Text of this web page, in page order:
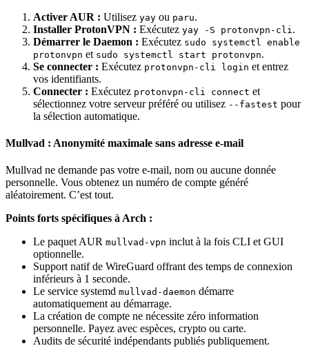
Activer AUR : Utilisez yay ou paru.
Installer ProtonVPN : Exécutez yay -S protonvpn-cli .
Démarrer le Daemon : Exécutez sudo systemctl enable
protonvpn et sudo systemctl start protonvpn.
Se connecter : Exécutez protonvpn-cli login et entrez
vos identifiants.
Connecter : Exécutez protonvpn-cli connect et
sélectionnez votre serveur préféré ou utilisez --fastest pour
la sélection automatique.
Mullvad : Anonymité maximale sans adresse e-mail
Mullvad ne demande pas votre e-mail, nom ou aucune donnée
personnelle. Vous obtenez un numéro de compte généré
aléatoirement. C’est tout.
Points forts spécifiques à Arch :
Le paquet AUR mullvad-vpn inclut à la fois CLI et GUI
optionnelle.
Support natif de WireGuard offrant des temps de connexion
inférieurs à 1 seconde.
Le service systemd mullvad-daemon démarre
automatiquement au démarrage.
La création de compte ne nécessite zéro information
personnelle. Payez avec espèces, crypto ou carte.
Audits de sécurité indépendants publiés publiquement.